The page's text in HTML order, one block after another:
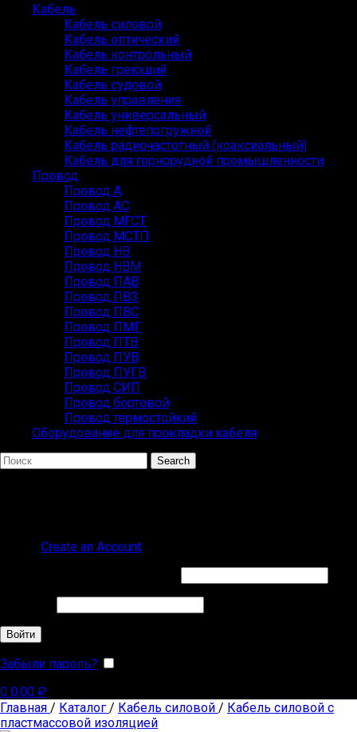
Кабель
Кабель силовой
Кабель оптический
Кабель контрольный
Кабель греющий
Кабель судовой
Кабель управления
Кабель универсальный
Кабель нефтепогружной
Кабель радиочастотный (коаксиальный)
Кабель для горнорудной промышленности
Провод
Провод А
Провод АС
Провод МГСТ
Провод МСТП
Провод НВ
Провод НВМ
Провод ПАВ
Провод ПВ3
Провод ПВС
Провод ПМГ
Провод ПТВ
Провод ПУВ
Провод ПУГВ
Провод СИП
Провод бортовой
Провод термостойкий
Оборудование для прокладки кабеля
Search
Create an Account
Войти
Забыли пароль?
0 0,00 ₽
Главная / Каталог / Кабель силовой / Кабель силовой с
пластмассовой изоляцией